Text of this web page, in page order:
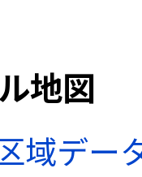
地図
域デー